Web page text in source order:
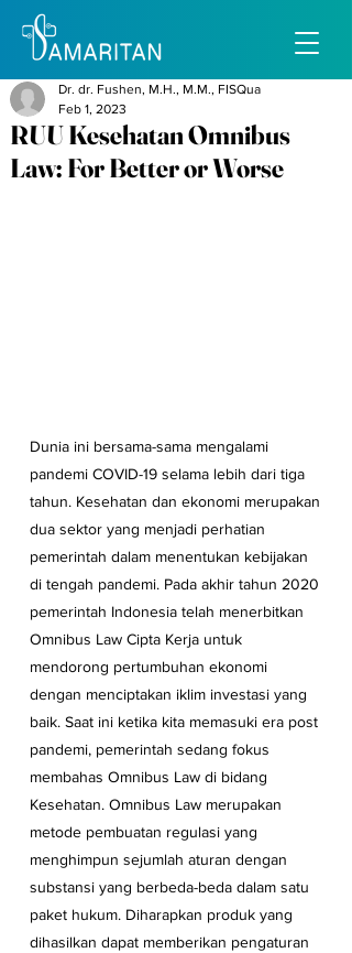
RUU Kesehatan Omnibus
Law: For Better or Worse
Dr. dr. Fushen, M.H., M.M., FISQua
Feb 1, 2023
Dunia ini bersama-sama mengalami
pandemi COVID-19 selama lebih dari tiga
tahun. Kesehatan dan ekonomi merupakan
dua sektor yang menjadi perhatian
pemerintah dalam menentukan kebijakan
di tengah pandemi. Pada akhir tahun 2020
pemerintah Indonesia telah menerbitkan
Omnibus Law Cipta Kerja untuk
mendorong pertumbuhan ekonomi
dengan menciptakan iklim investasi yang
baik. Saat ini ketika kita memasuki era post
pandemi, pemerintah sedang fokus
membahas Omnibus Law di bidang
Kesehatan. Omnibus Law merupakan
metode pembuatan regulasi yang
menghimpun sejumlah aturan dengan
substansi yang berbeda-beda dalam satu
paket hukum. Diharapkan produk yang
dihasilkan dapat memberikan pengaturan